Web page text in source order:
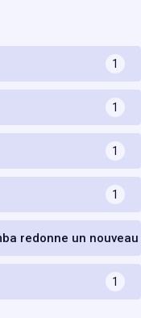
1
1
1
1
redonne un
1